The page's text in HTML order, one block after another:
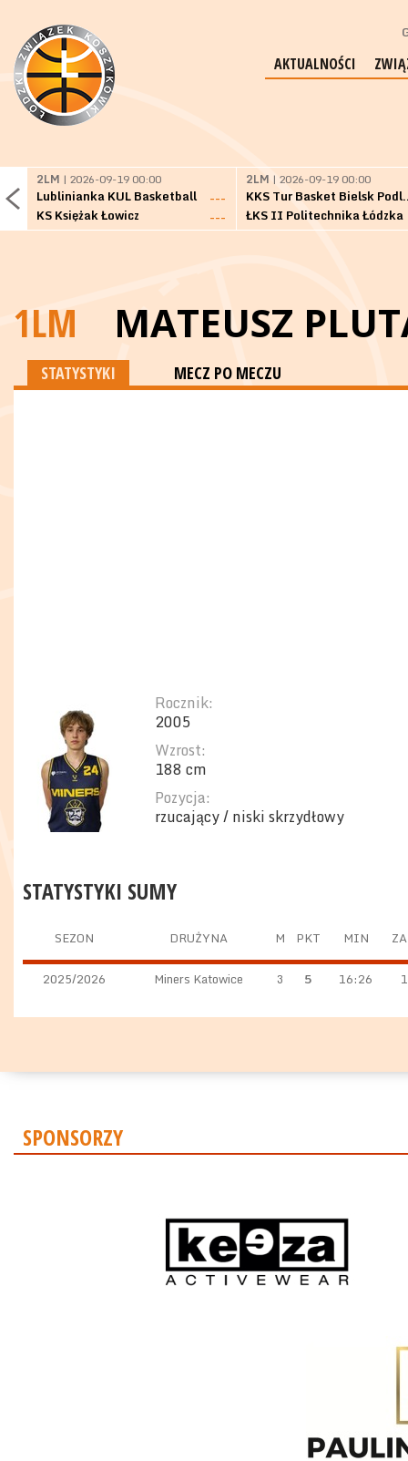
AKTUALNOŚCI
2LM | 2026-09-19 00:00
Lublinianka KUL Basketball
---
KS Księżak Łowicz
---
2LM | 2026-09-19 00:00
KKS Tur
ŁKS II Politechnika Łódzka
1LM MATEUSZ
STATYSTYKI MECZ PO MECZU
Rocznik:
2005
Wzrost:
188 cm
Pozycja:
rzucający / niski skrzydłowy
STATYSTYKI SUMY
SEZON DRUŻYNA M PKT MIN
2025/2026 Miners Katowice 3 5 16:26 1
SPONSORZY